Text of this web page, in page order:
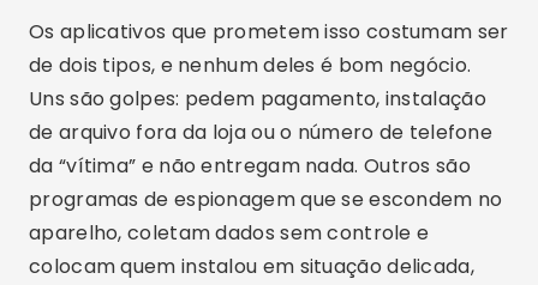
Os aplicativos que prometem isso costumam ser
de dois tipos, e nenhum deles é bom negócio.
Uns são golpes: pedem pagamento, instalação
de arquivo fora da loja ou o número de telefone
da “vítima” e não entregam nada. Outros são
programas de espionagem que se escondem no
aparelho, coletam dados sem controle e
colocam quem instalou em situação delicada,